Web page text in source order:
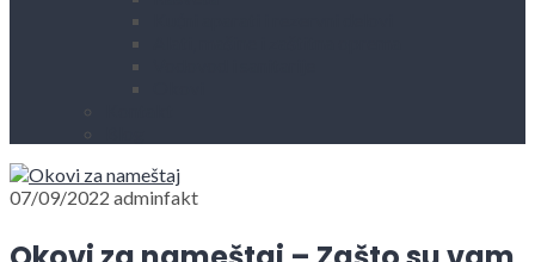
07/09/2022 adminfakt